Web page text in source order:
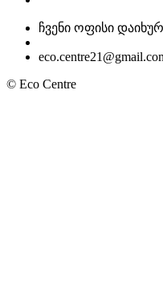
ჩვენი ოფისი
© Eco Centre